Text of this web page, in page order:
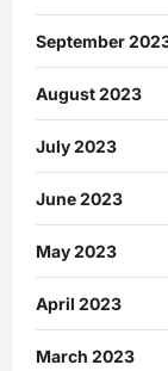
September
August 2023
July 2023
June 2023
May 2023
April 2023
March 2023